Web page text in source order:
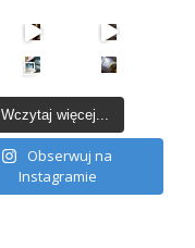
Wczytaj więcej...
Obserwuj na
Instagramie